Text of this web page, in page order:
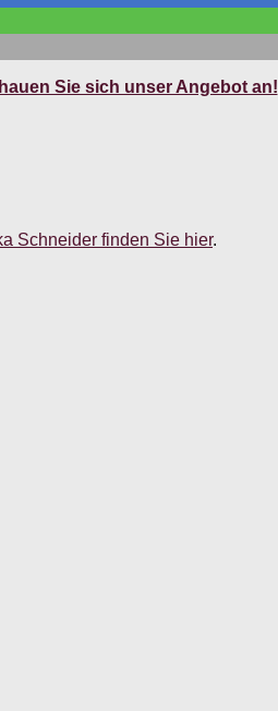
Sie sich unser Angebot an!
Schneider finden Sie hier.